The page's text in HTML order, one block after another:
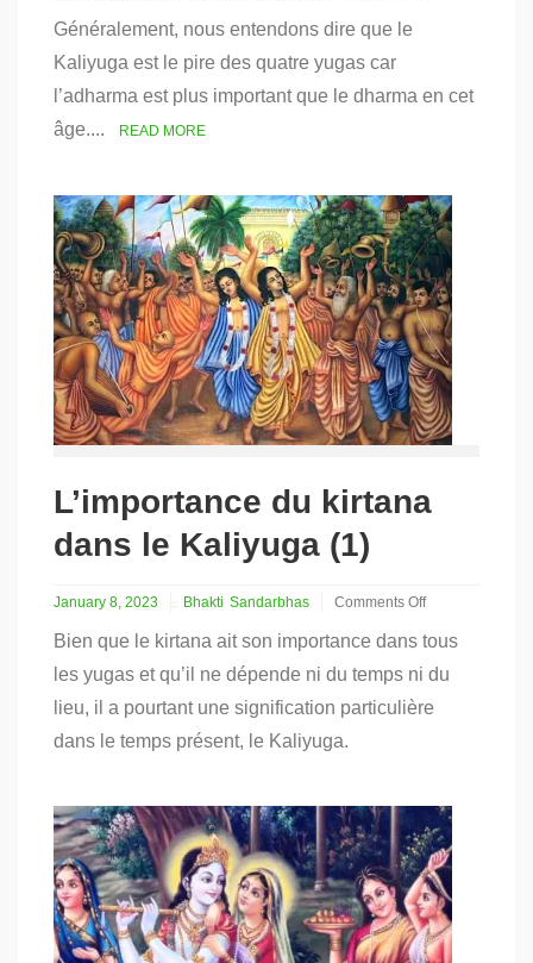
Le
est
glorieux
Généralement, nous entendons dire que le
Kaliyuga est le pire des quatre yugas car
l’adharma est plus important que le dharma en cet
âge....
READ MORE
L’importance du kirtana
dans le Kaliyuga (1)
January 8, 2023 Bhakti Sandarbhas
Comments Off
L’importance
du
kirtana
dans
Kaliyuga
Bien que le kirtana ait son importance dans tous
les yugas et qu’il ne dépende ni du temps ni du
lieu, il a pourtant une signification particulière
dans le temps présent, le Kaliyuga.